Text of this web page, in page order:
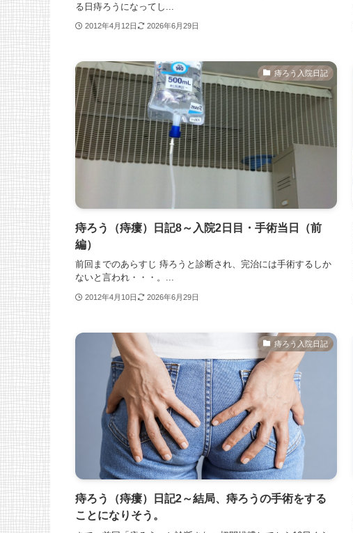
る日痔ろうになってし...
2012年4月12日 2026年6月29日
痔ろう入院日記
痔ろう（痔瘻）日記8～入院2日目・手術当日（前
編）
前回までのあらすじ 痔ろうと診断され、完治には手術するしか
ないと言われ・・・。...
2012年4月10日 2026年6月29日
痔ろう入院日記
痔ろう（痔瘻）日記2～結局、痔ろうの手術をする
ことになりそう。